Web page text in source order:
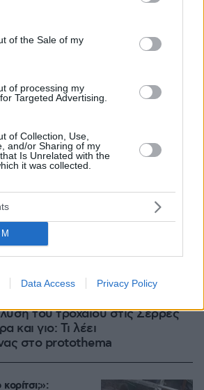
to Google and its third-party tags to
specified purposes in below Google
of the Sale of my
of processing my
Targeted Advertising.
of Collection, Use,
and/or Sharing of my
Is Unrelated with the
it was collected.
Data Access Privacy Policy
του τροχαίου στις Σέρρες
και γιο: Τι λέει
στο protothema